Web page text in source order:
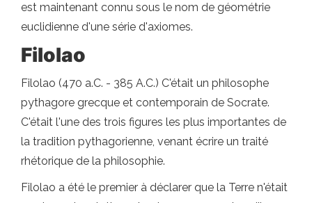
est maintenant connu sous le nom de géométrie
euclidienne d'une série d'axiomes.
Filolao
Filolao (470 a.C. - 385 A.C.) C'était un philosophe
pythagore grecque et contemporain de Socrate.
C'était l'une des trois figures les plus importantes de
la tradition pythagorienne, venant écrire un traité
rhétorique de la philosophie.
Filolao a été le premier à déclarer que la Terre n'était